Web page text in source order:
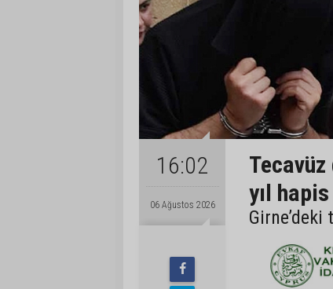
16:02
06 Ağustos 2026
yıl hapis